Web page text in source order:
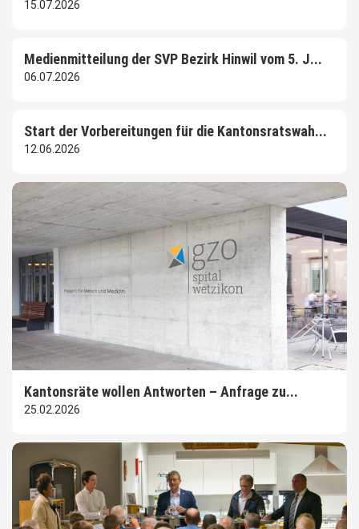
15.07.2026
Medienmitteilung der SVP Bezirk Hinwil vom 5. J...
06.07.2026
Start der Vorbereitungen für die Kantonsratswah...
12.06.2026
Kantonsräte wollen Antworten – Anfrage zu...
25.02.2026